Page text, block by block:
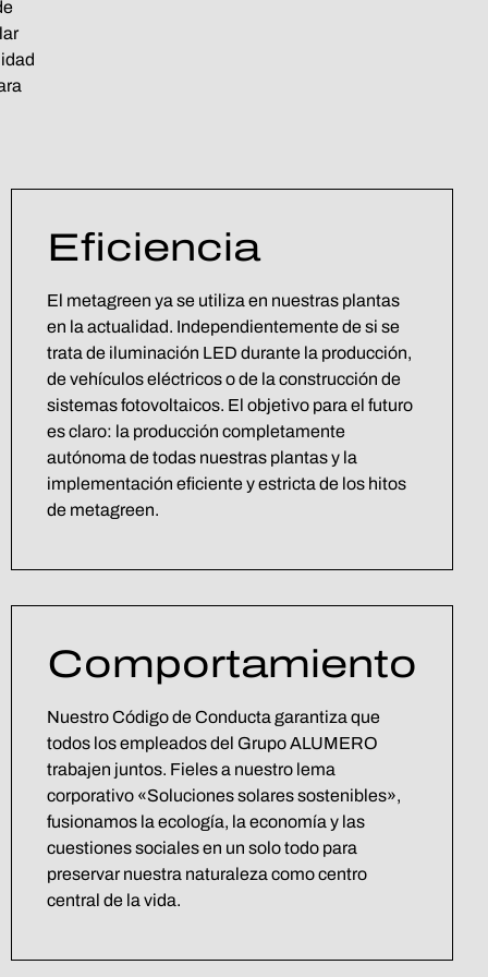
Eficiencia
El metagreen ya se utiliza en nuestras plantas
en la actualidad. Independientemente de si se
trata de iluminación LED durante la producción,
de vehículos eléctricos o de la construcción de
sistemas fotovoltaicos. El objetivo para el futuro
es claro: la producción completamente
autónoma de todas nuestras plantas y la
implementación eficiente y estricta de los hitos
de metagreen.
Comportamiento
Nuestro Código de Conducta garantiza que
todos los empleados del Grupo ALUMERO
trabajen juntos. Fieles a nuestro lema
corporativo «Soluciones solares sostenibles»,
fusionamos la ecología, la economía y las
cuestiones sociales en un solo todo para
preservar nuestra naturaleza como centro
central de la vida.